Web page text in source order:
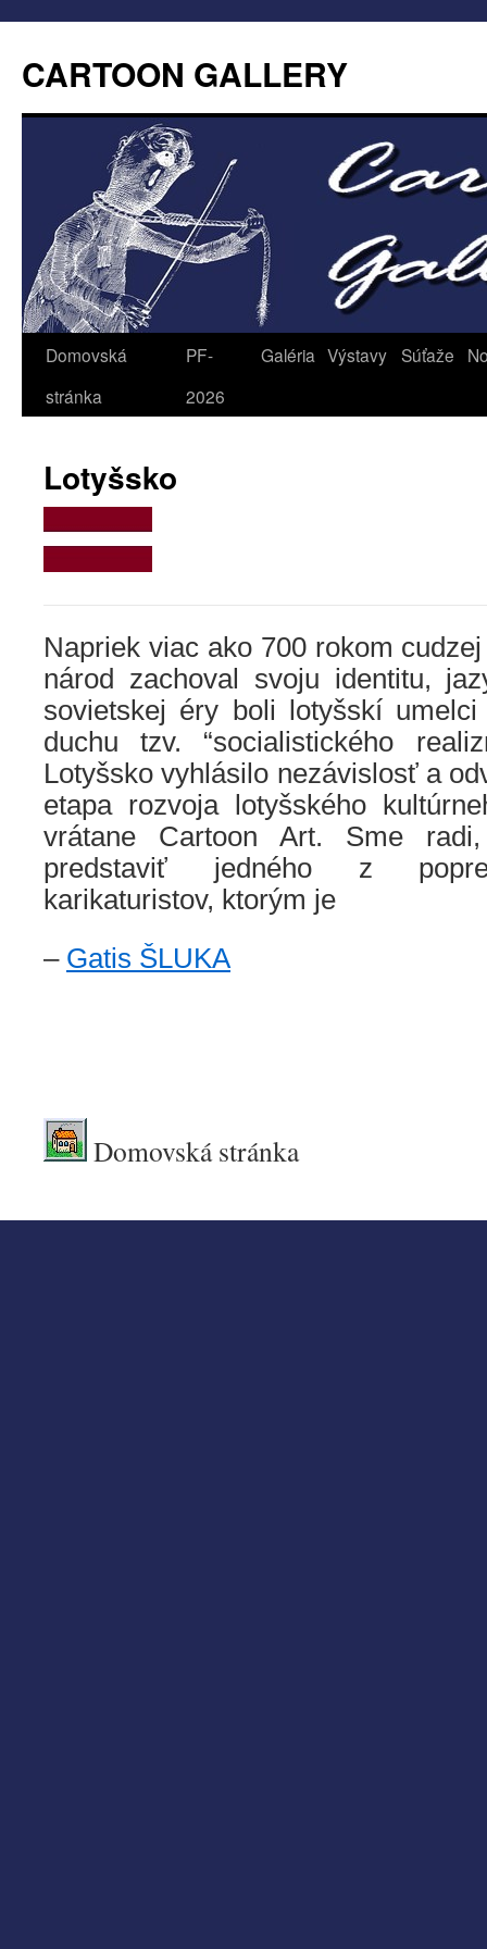
CARTOON GALLERY
Domovská
stránka
PF-
2026
Galéria Výstavy Súťaže
Lotyšsko
Napriek viac ako 700 rokom
národ zachoval svoju identitu,
sovietskej éry boli lotyšskí
duchu tzv. “socialistického
Lotyšsko vyhlásilo nezávislosť a
etapa rozvoja lotyšského
vrátane Cartoon Art. Sme
predstaviť jedného z
karikaturistov, ktorým je
– Gatis ŠLUKA.
Domovská stránka